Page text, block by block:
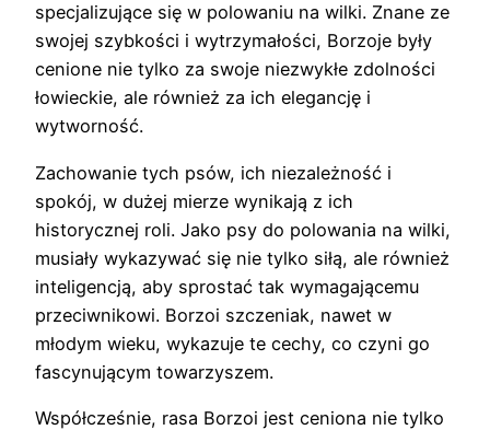
specjalizujące się w polowaniu na wilki. Znane ze
swojej szybkości i wytrzymałości, Borzoje były
cenione nie tylko za swoje niezwykłe zdolności
łowieckie, ale również za ich elegancję i
wytworność.
Zachowanie tych psów, ich niezależność i
spokój, w dużej mierze wynikają z ich
historycznej roli. Jako psy do polowania na wilki,
musiały wykazywać się nie tylko siłą, ale również
inteligencją, aby sprostać tak wymagającemu
przeciwnikowi. Borzoi szczeniak, nawet w
młodym wieku, wykazuje te cechy, co czyni go
fascynującym towarzyszem.
Współcześnie, rasa Borzoi jest ceniona nie tylko